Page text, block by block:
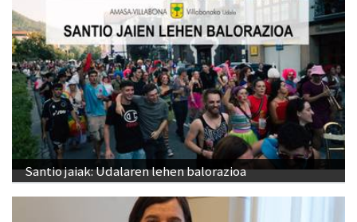
Santio jaiak: Udalaren lehen balorazioa